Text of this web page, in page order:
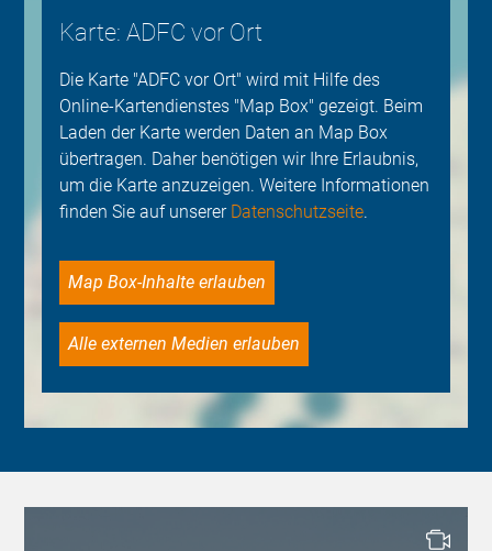
Karte: ADFC vor Ort
Die Karte "ADFC vor Ort" wird mit Hilfe des
Online-Kartendienstes "Map Box" gezeigt. Beim
Laden der Karte werden Daten an Map Box
übertragen. Daher benötigen wir Ihre Erlaubnis,
um die Karte anzuzeigen. Weitere Informationen
finden Sie auf unserer Datenschutzseite.
Map Box-Inhalte erlauben
Alle externen Medien erlauben